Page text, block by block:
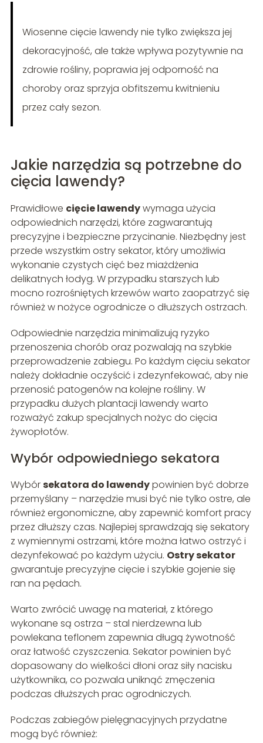
Wiosenne cięcie lawendy nie tylko zwiększa jej
dekoracyjność, ale także wpływa pozytywnie na
zdrowie rośliny, poprawia jej odporność na
choroby oraz sprzyja obfitszemu kwitnieniu
przez cały sezon.
Jakie narzędzia są potrzebne do
cięcia lawendy?
Prawidłowe cięcie lawendywymaga użycia
odpowiednich narzędzi, które zagwarantują
precyzyjne i bezpieczne przycinanie. Niezbędny jest
przede wszystkim ostry sekator, który umożliwia
wykonanie czystych cięć bez miażdżenia
delikatnych łodyg. W przypadku starszych lub
mocno rozrośniętych krzewów warto zaopatrzyć się
również w nożyce ogrodnicze o dłuższych ostrzach.
Odpowiednie narzędzia minimalizują ryzyko
przenoszenia chorób oraz pozwalają na szybkie
przeprowadzenie zabiegu. Po każdym cięciu sekator
należy dokładnie oczyścić i zdezynfekować, aby nie
przenosić patogenów na kolejne rośliny. W
przypadku dużych plantacji lawendy warto
rozważyć zakup specjalnych nożyc do cięcia
żywopłotów.
Wybór odpowiedniego sekatora
Wybórsekatora do lawendypowinien być dobrze
przemyślany – narzędzie musi być nie tylko ostre, ale
również ergonomiczne, aby zapewnić komfort pracy
przez dłuższy czas. Najlepiej sprawdzają się sekatory
z wymiennymi ostrzami, które można łatwo ostrzyć i
dezynfekować po każdym użyciu. Ostry sekator
gwarantuje precyzyjne cięcie i szybkie gojenie się
ran na pędach.
Warto zwrócić uwagę na materiał, z którego
wykonane są ostrza – stal nierdzewna lub
powlekana teflonem zapewnia długą żywotność
oraz łatwość czyszczenia. Sekator powinien być
dopasowany do wielkości dłoni oraz siły nacisku
użytkownika, co pozwala uniknąć zmęczenia
podczas dłuższych prac ogrodniczych.
Podczas zabiegów pielęgnacyjnych przydatne
mogą być również: